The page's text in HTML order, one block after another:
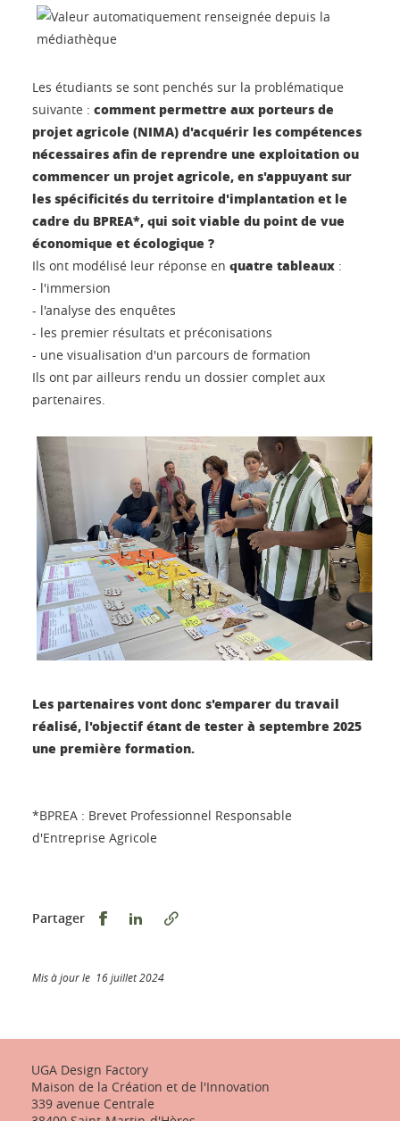
Les étudiants se sont penchés sur la problématique
suivante : comment permettre aux porteurs de
projet agricole (NIMA) d'acquérir les compétences
nécessaires afin de reprendre une exploitation ou
commencer un projet agricole, en s'appuyant sur
les spécificités du territoire d'implantation et le
cadre du BPREA*, qui soit viable du point de vue
économique et écologique ?
Ils ont modélisé leur réponse en quatre tableaux :
- l'immersion
- l'analyse des enquêtes
- les premier résultats et préconisations
- une visualisation d'un parcours de formation
Ils ont par ailleurs rendu un dossier complet aux
partenaires.
Les partenaires vont donc s'emparer du travail
réalisé, l'objectif étant de tester à septembre 2025
une première formation.
*BPREA : Brevet Professionnel Responsable
d'Entreprise Agricole
Partager Partager sur Facebook
Partager sur LinkedIn
Mis à jour le 16 juillet 2024
UGA Design Factory
Maison de la Création et de l'Innovation
339 avenue Centrale